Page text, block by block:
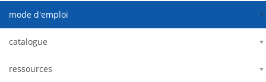
mode d'emploi
catalogue
ressources